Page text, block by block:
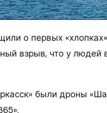
о первых
взрыв, что у людей
были дроны